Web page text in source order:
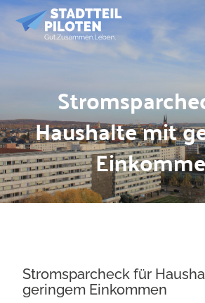
Haushalte mit
Stromsparcheck für
geringem Einkommen